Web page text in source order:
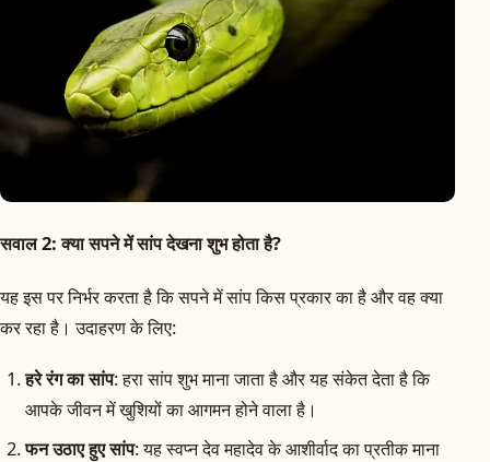
सवाल 2: क्या सपने में सांप देखना शुभ होता है?
यह इस पर निर्भर करता है कि सपने में सांप किस प्रकार का है और वह क्या
कर रहा है। उदाहरण के लिए:
हरे रंग का सांप: हरा सांप शुभ माना जाता है और यह संकेत देता है कि
आपके जीवन में खुशियों का आगमन होने वाला है।
फन उठाए हुए सांप: यह स्वप्न देव महादेव के आशीर्वाद का प्रतीक माना